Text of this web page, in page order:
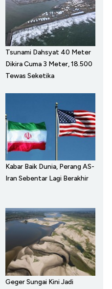
Tsunami Dahsyat 40 Meter
Dikira Cuma 3 Meter, 18.500
Tewas Seketika
Kabar Baik Dunia, Perang AS-
Iran Sebentar Lagi Berakhir
Geger Sungai Kini Jadi